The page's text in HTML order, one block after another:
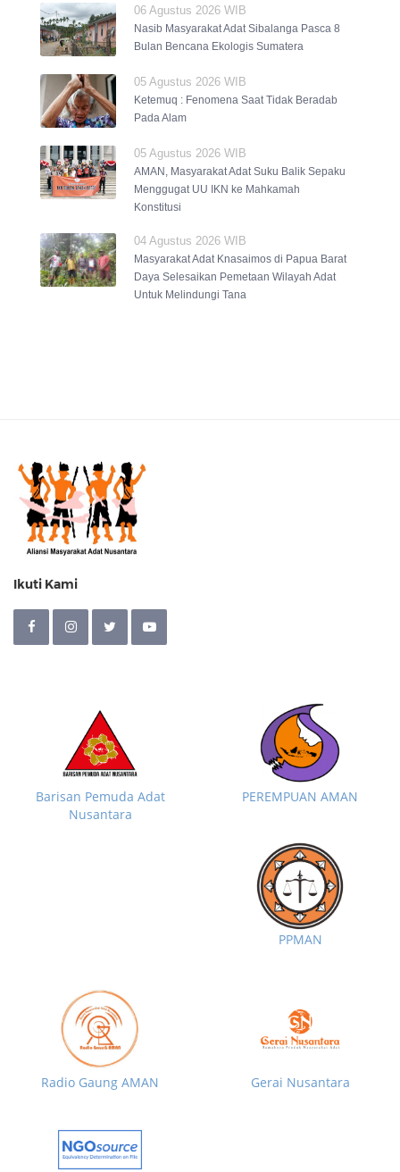
06 Agustus 2026 WIB
Nasib Masyarakat Adat Sibalanga Pasca 8
Bulan Bencana Ekologis Sumatera
05 Agustus 2026 WIB
Ketemuq : Fenomena Saat Tidak Beradab
Pada Alam
05 Agustus 2026 WIB
AMAN, Masyarakat Adat Suku Balik Sepaku
Menggugat UU IKN ke Mahkamah
Konstitusi
04 Agustus 2026 WIB
Masyarakat Adat Knasaimos di Papua Barat
Daya Selesaikan Pemetaan Wilayah Adat
Untuk Melindungi Tana
Ikuti Kami
Barisan Pemuda Adat
Nusantara
PEREMPUAN AMAN
PPMAN
Radio Gaung AMAN Gerai Nusantara